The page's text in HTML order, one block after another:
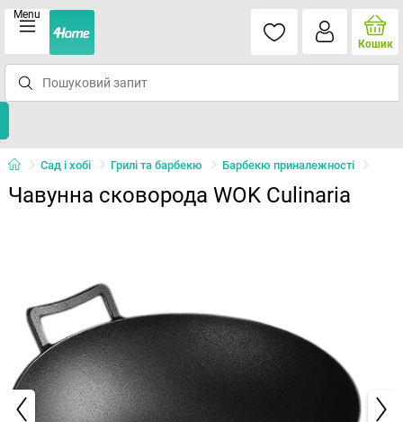
Menu
Кошик
Сад і хобі Грилі та барбекю Барбекю приналежності
Чавунна сковорода WOK Culinaria